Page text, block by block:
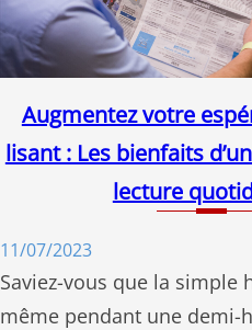
Augmentez votre
lisant : Les bienfaits
lecture
11/07/2023
Saviez-vous que la simple
même pendant une demi-